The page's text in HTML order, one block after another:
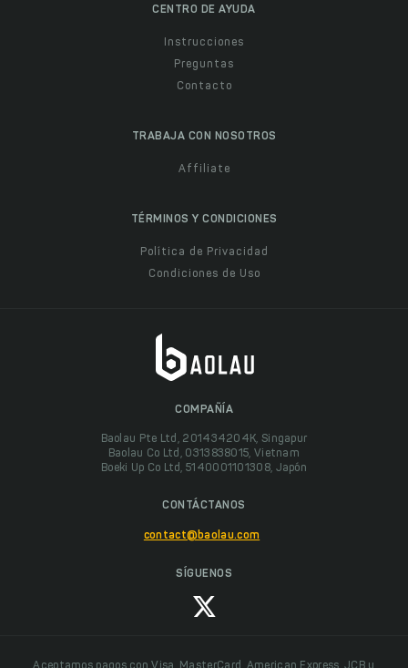
CENTRO DE AYUDA
Instrucciones
Preguntas
Contacto
TRABAJA CON NOSOTROS
Affiliate
TÉRMINOS Y CONDICIONES
Política de Privacidad
Condiciones de Uso
COMPAÑÍA
Baolau Pte Ltd, 201434204K, Singapur
Baolau Co Ltd, 0313838015, Vietnam
Boeki Up Co Ltd, 5140001101308, Japón
CONTÁCTANOS
contact@baolau.com
SÍGUENOS